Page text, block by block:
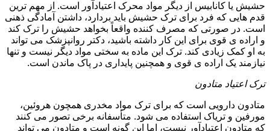
حشیش یا کانابیس از دیگر مواد محرک اعتیادآور است. از مهم ترین
قدم هایی که فرد برای ترک حشیش باید بردارد، داشتن آمادگی ذهنی
است. در صورتی که مصرف کننده واقعاً بخواهد حشیش را ترک کند
و اراده ی قوی برای این کار داشته باشید، دکتر روانپزشک می تواند
به او کمک زیادی کند. ترک این ماده به سختی مواد دیگر نیست و تنها
نیازمند یک اراده ی قوی و همچنین پایداری در پاک ماندن است.
ترک اعتیاد متادون
متادون دارویی است که برای ترک مواد مخدری همچون هروئین،
مورفین و تریاک استفاده می شود. متأسفانه برخی تصور می کنند
که متادون اعتیادآور نیست، اما این گونه است و متادون می تواند